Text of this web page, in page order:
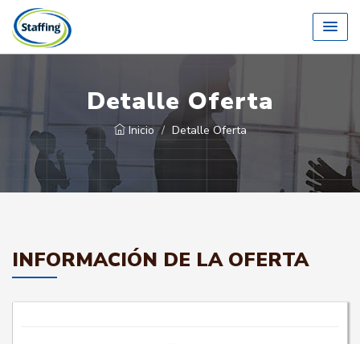
Detalle Oferta
Inicio Detalle Oferta
INFORMACIÓN DE LA OFERTA